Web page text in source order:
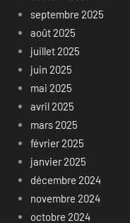
septembre 2025
août 2025
juillet 2025
juin 2025
mai 2025
avril 2025
mars 2025
février 2025
janvier 2025
décembre 2024
novembre 2024
octobre 2024